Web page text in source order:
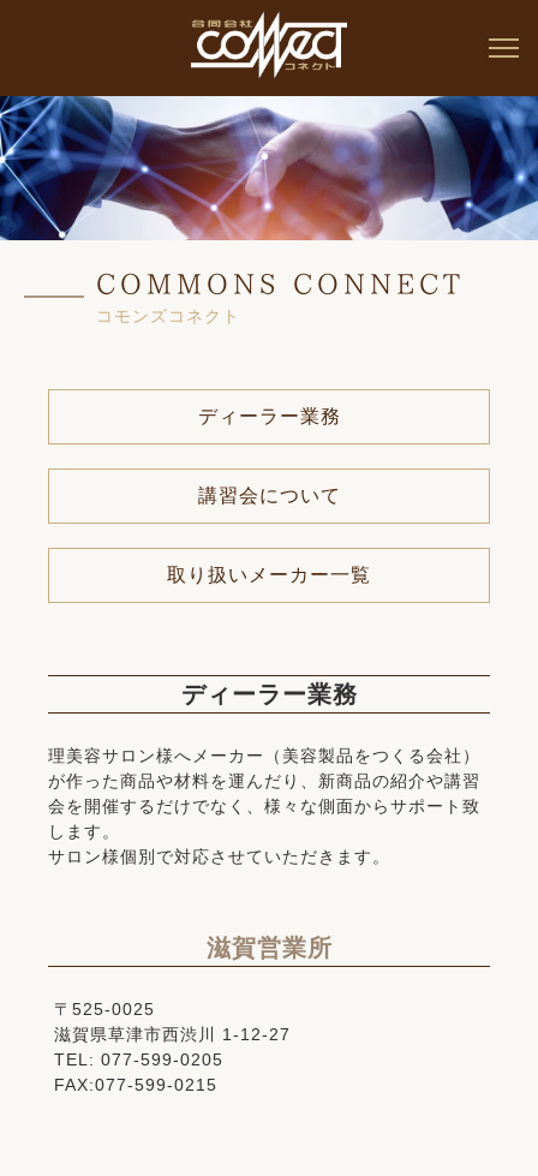
COMMONS CONNECT
コモンズコネクト
ディーラー業務
講習会について
取り扱いメーカー一覧
ディーラー業務
理美容サロン様へメーカー（美容製品をつくる会社）
が作った商品や材料を運んだり、新商品の紹介や講習
会を開催するだけでなく、様々な側面からサポート致
します。
サロン様個別で対応させていただきます。
滋賀営業所
〒525-0025
滋賀県草津市西渋川 1-12-27
TEL: 077-599-0205
FAX:077-599-0215